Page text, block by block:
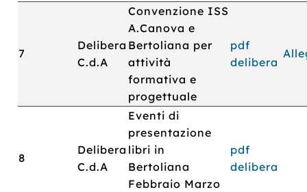
7
Delibera
C.d.A
Convenzione ISS
A.Canova e
Bertoliana per
attività
formativa e
progettuale
pdf
delibera
8
Delibera
C.d.A
Eventi di
presentazione
libri in
Bertoliana
Febbraio Marzo
pdf
delibera